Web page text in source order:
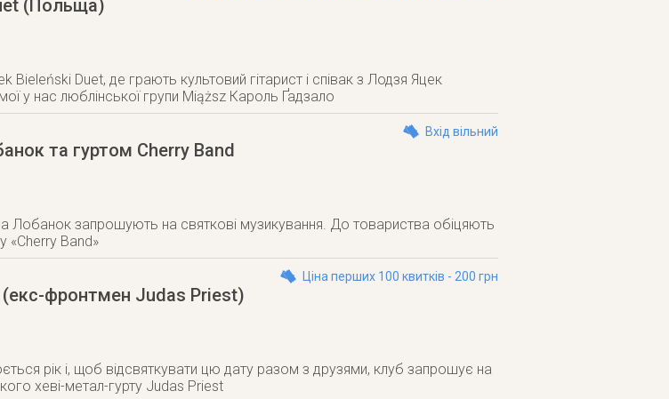
(Польща)
Duet, де грають культовий гітарист і співак з Лодзя Яцек
у нас люблінської групи Miąższ Кароль Ґадзало
Вхід вільний
та гуртом Cherry Band
Лобанок запрошують на святкові музикування. До товариства обіцяють
«Cherry Band»
Ціна перших 100 квитків - 200 грн
(екс-фронтмен Judas Priest)
рік і, щоб відсвяткувати цю дату разом з друзями, клуб запрошує на
хеві-метал-гурту Judas Priest